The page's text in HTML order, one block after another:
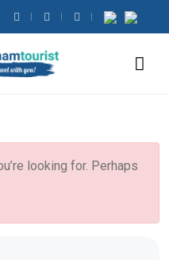
looking for. Perhaps